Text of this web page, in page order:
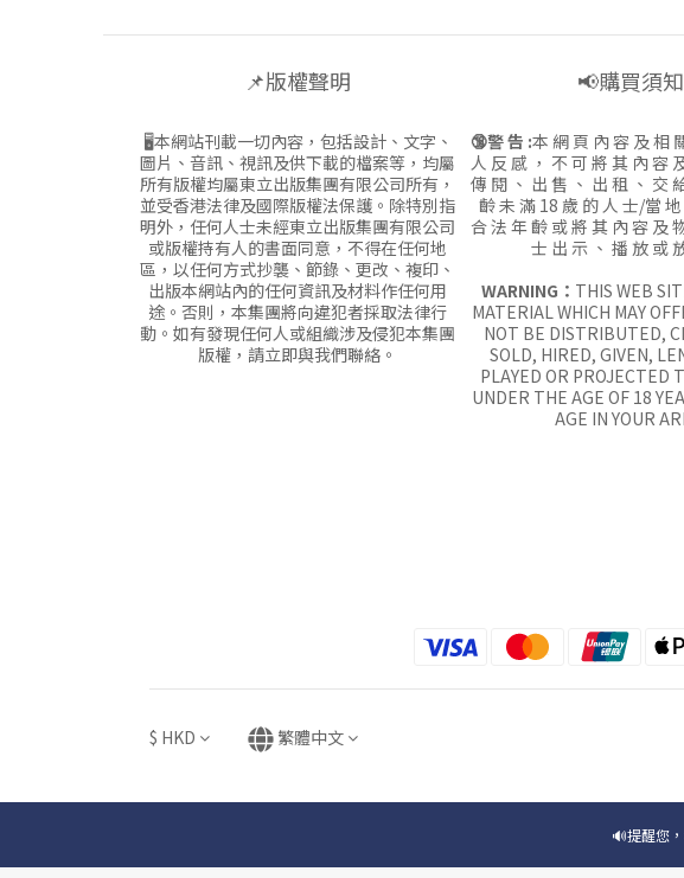
📌版權聲明
🖥本網站刊載一切內容，包括設計、文字、
圖片、音訊、視訊及供下載的檔案等，均屬
所有版權均屬東立出版集團有限公司所有，
並受香港法律及國際版權法保護。除特別指
明外，任何人士未經東立出版集團有限公司
或版權持有人的書面同意，不得在任何地
區，以任何方式抄襲、節錄、更改、複印、
出版本網站內的任何資訊及材料作任何用
途。否則，本集團將向違犯者採取法律行
動。如有發現任何人或組織涉及侵犯本集團
版權，請立即與我們聯絡。
📢購買須知
🔞警 告 :本 網 頁 內 容 及 相
人 反 感 ， 不 可 將 其 內 容
傳 閱 、 出 售 、 出 租 、 交
齡 未 滿 18 歲 的 人 士/當
合 法 年 齡 或 將 其 內 容 及
士 出 示 、 播 放 或
WARNING： THIS WEB
MATERIAL WHICH MAY
NOT BE DISTRIBUTED,
SOLD, HIRED, GIVEN,
PLAYED OR PROJECTED
UNDER THE AGE OF 18
AGE IN YOUR
$ HKD 繁體中文
🔊提醒您